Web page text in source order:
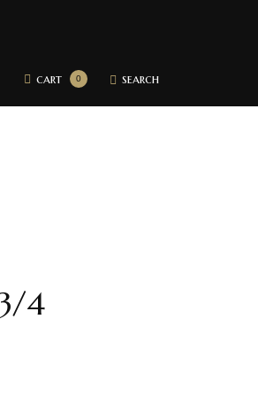
0
cart search
4